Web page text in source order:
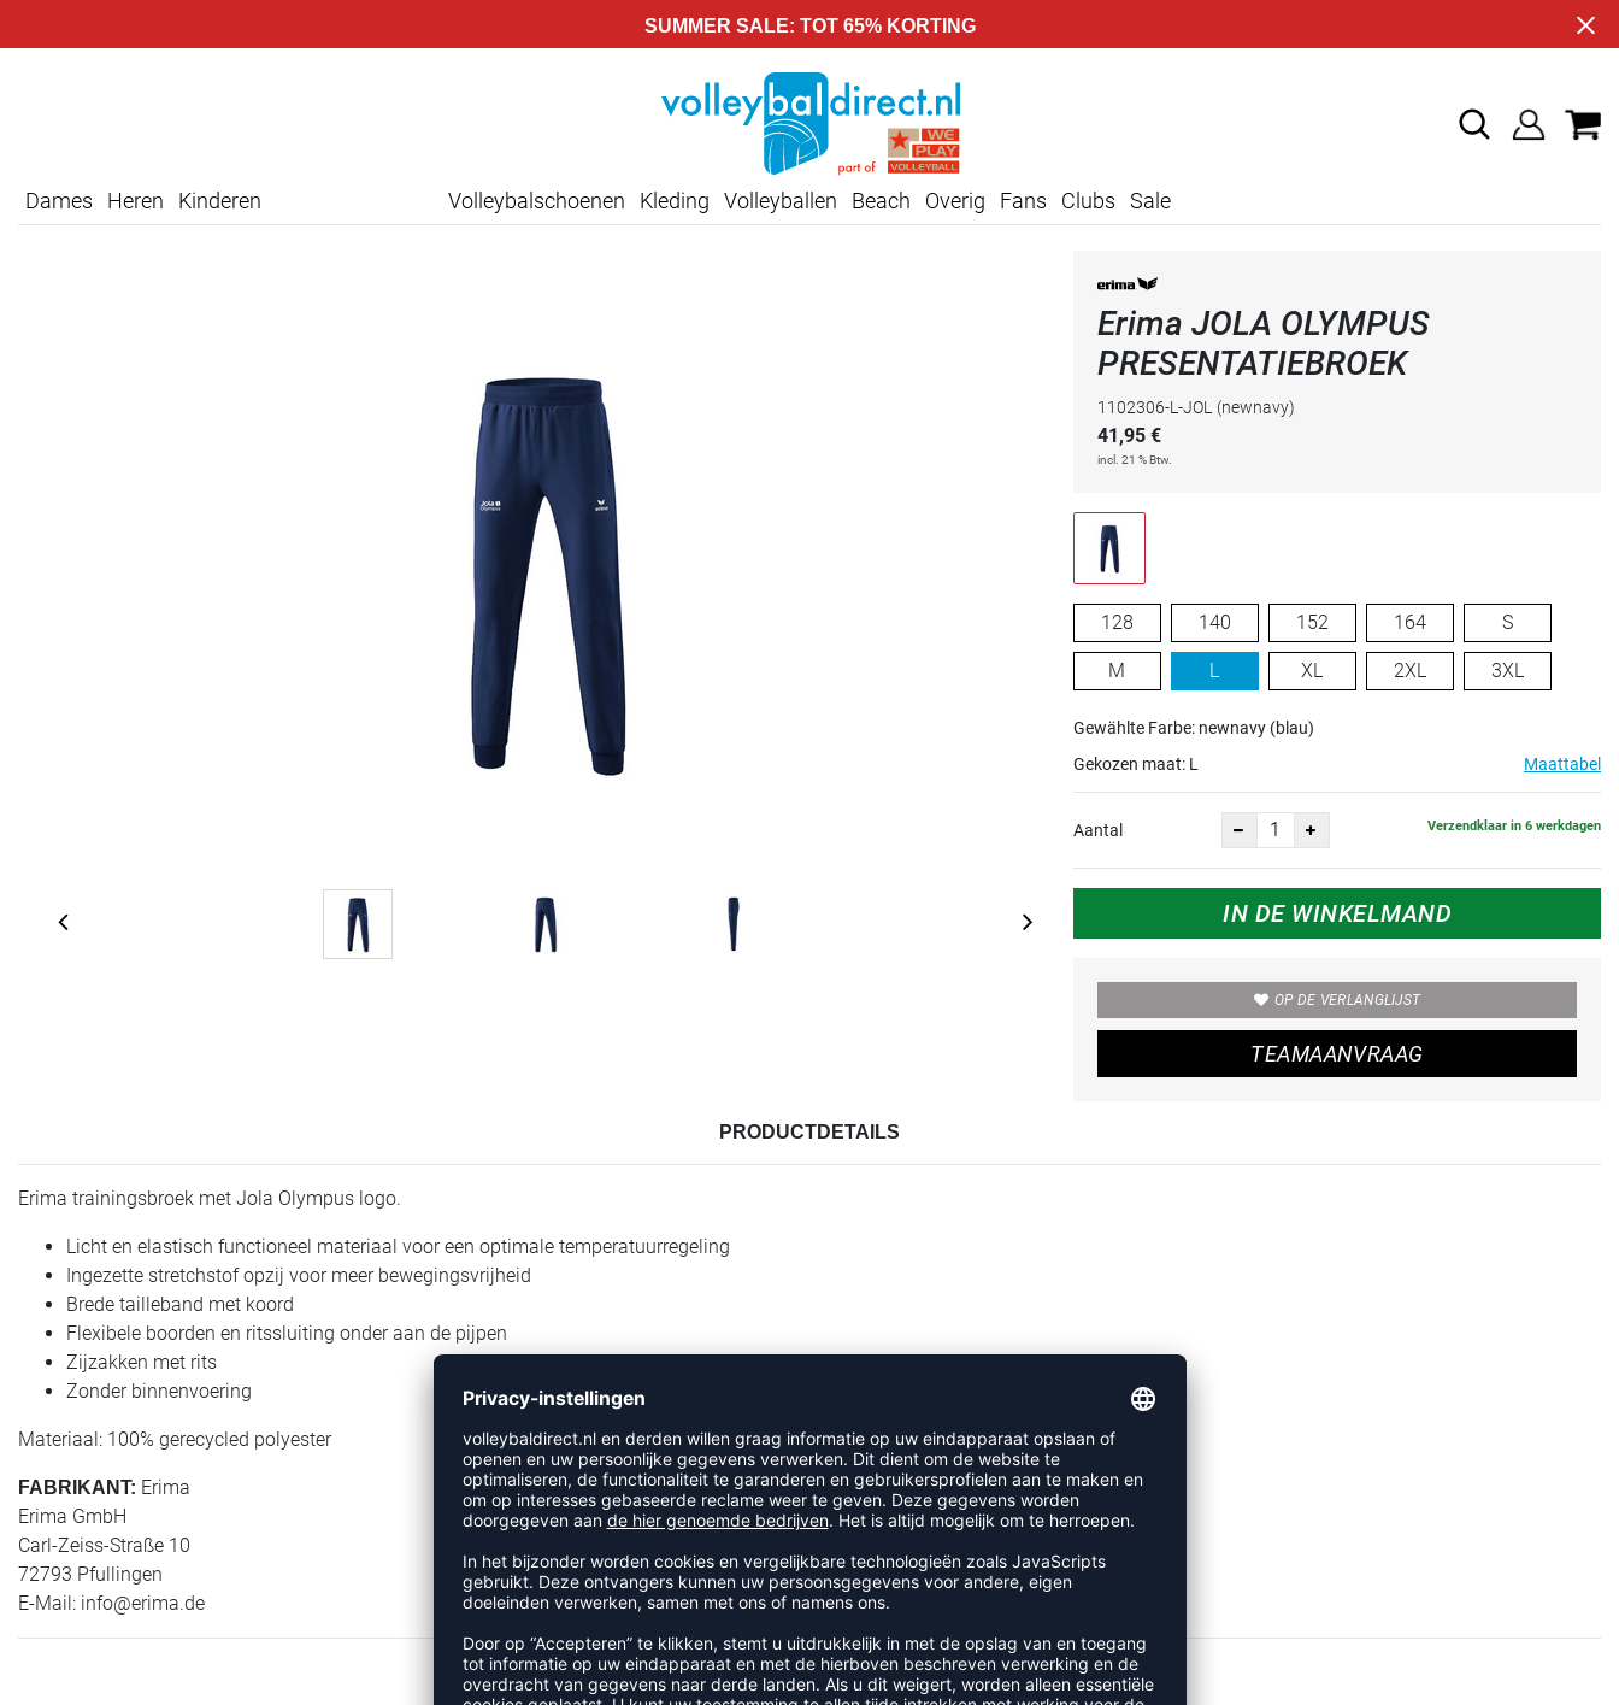
SUMMER SALE: TOT 65% KORTING
Dames Heren Kinderen Volleybalschoenen Kleding Volleyballen Beach Overig Fans Clubs Sale
Erima JOLA OLYMPUS
PRESENTATIEBROEK
1102306-L-JOL (newnavy)
41,95 €
incl. 21 % Btw.
128 140 152 164 S
M L XL 2XL 3XL
Gewählte Farbe: newnavy (blau)
Gekozen maat: L Maattabel
Aantal Verzendklaar in 6 werkdagen
IN DE WINKELMAND
OP DE VERLANGLIJST
TEAMAANVRAAG
PRODUCTDETAILS
Erima trainingsbroek met Jola Olympus logo.
Licht en elastisch functioneel materiaal voor een optimale temperatuurregeling
Ingezette stretchstof opzij voor meer bewegingsvrijheid
Brede tailleband met koord
Flexibele boorden en ritssluiting onder aan de pijpen
Zijzakken met rits
Zonder binnenvoering
Materiaal: 100% gerecycled polyester
FABRIKANT: Erima
Erima GmbH
Carl-Zeiss-Straße 10
72793 Pfullingen
E-Mail: info@erima.de
RECENT BEKEKEN